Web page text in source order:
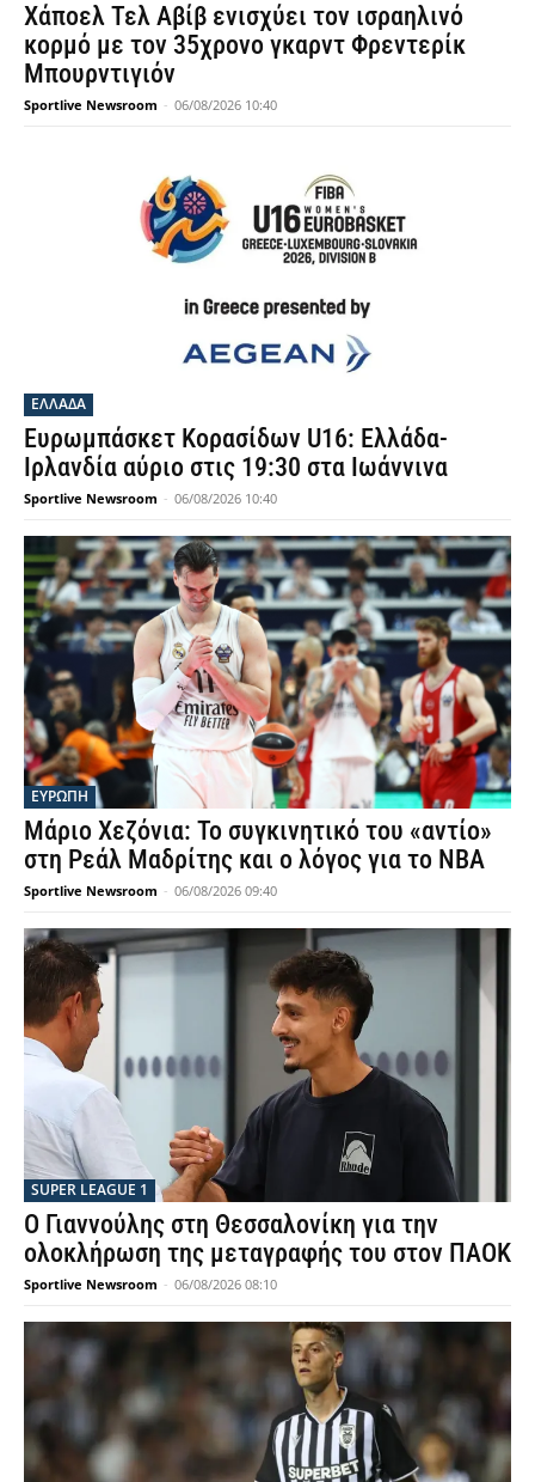
Χάποελ Τελ Αβίβ ενισχύει τον ισραηλινό
κορμό με τον 35χρονο γκαρντ Φρεντερίκ
Μπουρντιγιόν
Sportlive Newsroom - 06/08/2026 10:40
ΕΛΛΑΔΑ
Ευρωμπάσκετ Κορασίδων U16: Ελλάδα-
Ιρλανδία αύριο στις 19:30 στα Ιωάννινα
Sportlive Newsroom - 06/08/2026 10:40
ΕΥΡΩΠΗ
Μάριο Χεζόνια: Το συγκινητικό του «αντίο»
στη Ρεάλ Μαδρίτης και ο λόγος για το NBA
Sportlive Newsroom - 06/08/2026 09:40
SUPER LEAGUE 1
Ο Γιαννούλης στη Θεσσαλονίκη για την
ολοκλήρωση της μεταγραφής του στον ΠΑΟΚ
Sportlive Newsroom - 06/08/2026 08:10